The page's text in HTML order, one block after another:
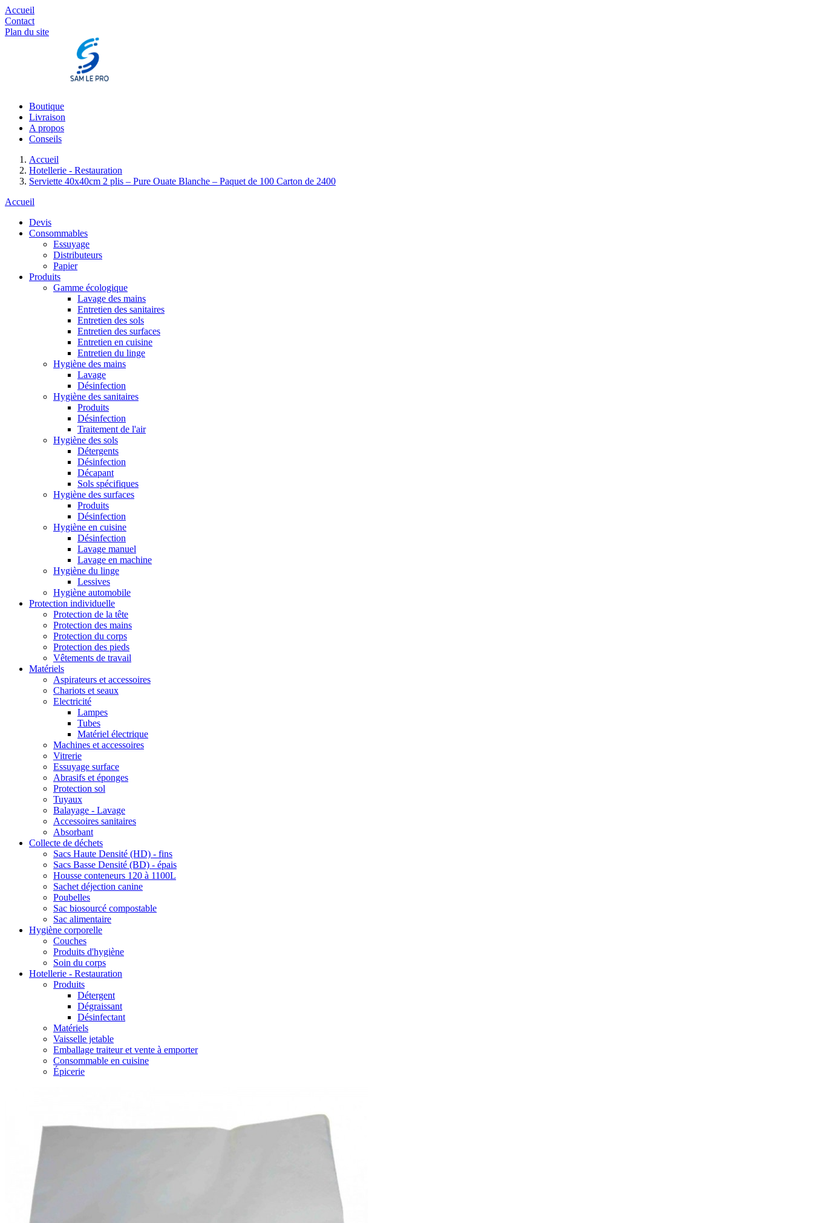
Accueil
Contact
Plan du site
Boutique
Livraison
A propos
Conseils
Accueil
Hotellerie - Restauration
Serviette 40x40cm 2 plis – Pure Ouate Blanche – Paquet de 100 Carton de 2400
Accueil
Devis
Consommables
Essuyage
Distributeurs
Papier
Produits
Gamme écologique
Lavage des mains
Entretien des sanitaires
Entretien des sols
Entretien des surfaces
Entretien en cuisine
Entretien du linge
Hygiène des mains
Lavage
Désinfection
Hygiène des sanitaires
Produits
Désinfection
Traitement de l'air
Hygiène des sols
Détergents
Désinfection
Décapant
Sols spécifiques
Hygiène des surfaces
Produits
Désinfection
Hygiène en cuisine
Désinfection
Lavage manuel
Lavage en machine
Hygiène du linge
Lessives
Hygiène automobile
Protection individuelle
Protection de la tête
Protection des mains
Protection du corps
Protection des pieds
Vêtements de travail
Matériels
Aspirateurs et accessoires
Chariots et seaux
Electricité
Lampes
Tubes
Matériel électrique
Machines et accessoires
Vitrerie
Essuyage surface
Abrasifs et éponges
Protection sol
Tuyaux
Balayage - Lavage
Accessoires sanitaires
Absorbant
Collecte de déchets
Sacs Haute Densité (HD) - fins
Sacs Basse Densité (BD) - épais
Housse conteneurs 120 à 1100L
Sachet déjection canine
Poubelles
Sac biosourcé compostable
Sac alimentaire
Hygiène corporelle
Couches
Produits d'hygiène
Soin du corps
Hotellerie - Restauration
Produits
Détergent
Dégraissant
Désinfectant
Matériels
Vaisselle jetable
Emballage traiteur et vente à emporter
Consommable en cuisine
Épicerie